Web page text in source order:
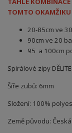
TOMTO OKAMŽIKU
20-85cm ve
90cm ve 20
95 a 100cm
Spirálové zipy
Šíře zubů: 6mm
Složení: 100%
Země původu: Česká